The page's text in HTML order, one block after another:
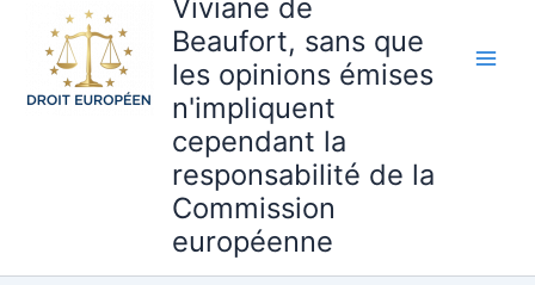
Viviane de
Beaufort, sans que
les opinions émises
n'impliquent
cependant la
responsabilité de la
Commission
européenne